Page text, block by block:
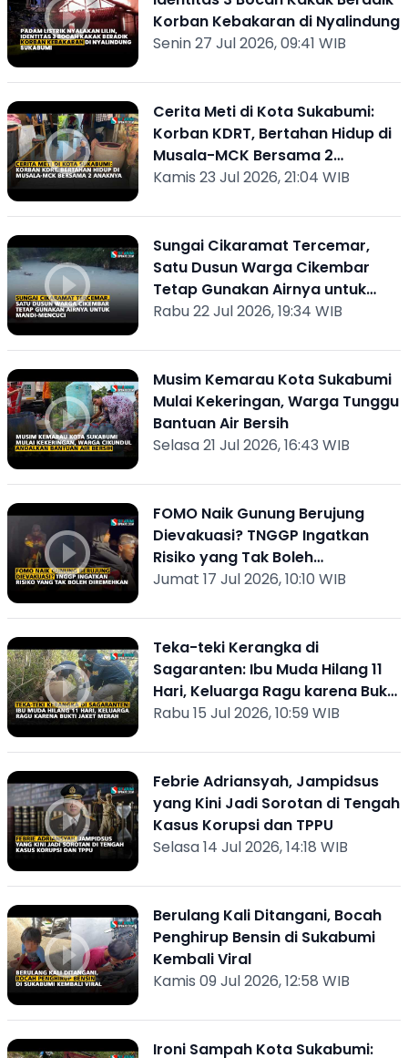
Korban Kebakaran di Nyalindung
Senin 27 Jul 2026, 09:41 WIB
Cerita Meti di Kota Sukabumi:
Korban KDRT, Bertahan Hidup di
Musala-MCK Bersama 2
Anaknya
Kamis 23 Jul 2026, 21:04 WIB
Sungai Cikaramat Tercemar,
Satu Dusun Warga Cikembar
Tetap Gunakan Airnya untuk
Mandi-Mencuci
Rabu 22 Jul 2026, 19:34 WIB
Musim Kemarau Kota Sukabumi
Mulai Kekeringan, Warga Tunggu
Bantuan Air Bersih
Selasa 21 Jul 2026, 16:43 WIB
FOMO Naik Gunung Berujung
Dievakuasi? TNGGP Ingatkan
Risiko yang Tak Boleh
Diremehkan
Jumat 17 Jul 2026, 10:10 WIB
Teka-teki Kerangka di
Sagaranten: Ibu Muda Hilang 11
Hari, Keluarga Ragu karena Bukti
Jaket Merah
Rabu 15 Jul 2026, 10:59 WIB
Febrie Adriansyah, Jampidsus
yang Kini Jadi Sorotan di Tengah
Kasus Korupsi dan TPPU
Selasa 14 Jul 2026, 14:18 WIB
Berulang Kali Ditangani, Bocah
Penghirup Bensin di Sukabumi
Kembali Viral
Kamis 09 Jul 2026, 12:58 WIB
Ironi Sampah Kota Sukabumi: